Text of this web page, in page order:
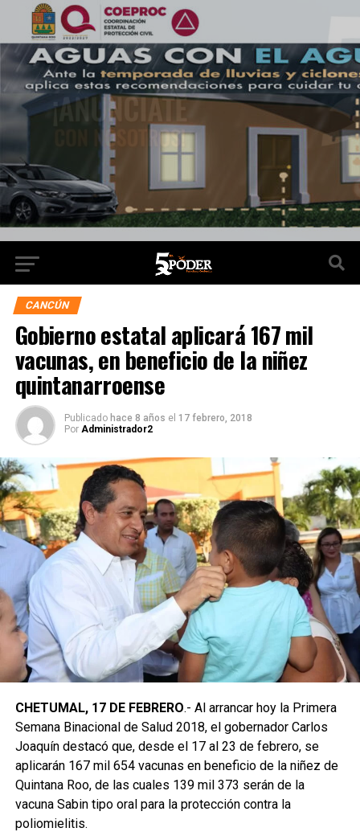
CANCÚN
Gobierno estatal aplicará 167 mil
vacunas, en beneficio de la niñez
quintanarroense
Publicado hace 8 años el 17 febrero, 2018
Por Administrador2
CHETUMAL, 17 DE FEBRERO.- Al arrancar hoy la Primera
Semana Binacional de Salud 2018, el gobernador Carlos
Joaquín destacó que, desde el 17 al 23 de febrero, se
aplicarán 167 mil 654 vacunas en beneficio de la niñez de
Quintana Roo, de las cuales 139 mil 373 serán de la
vacuna Sabin tipo oral para la protección contra la
poliomielitis.